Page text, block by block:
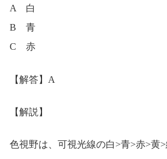
A 白
B 青
C 赤
【解答】A
【解説】
色視野は、可視光線の白>青>赤>黄>